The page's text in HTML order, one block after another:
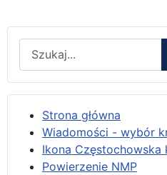
Strona główna
Wiadomości - wybór
Ikona Częstochowska
Powierzenie NMP